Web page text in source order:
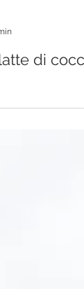
di cocco